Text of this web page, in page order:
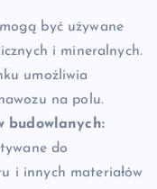
być używane
i mineralnych.
umożliwia
na polu.
budowlanych:
do
i innych materiałów